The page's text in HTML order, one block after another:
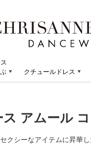
クチュールドレス
ス アムール
クシーなアイテムに昇華